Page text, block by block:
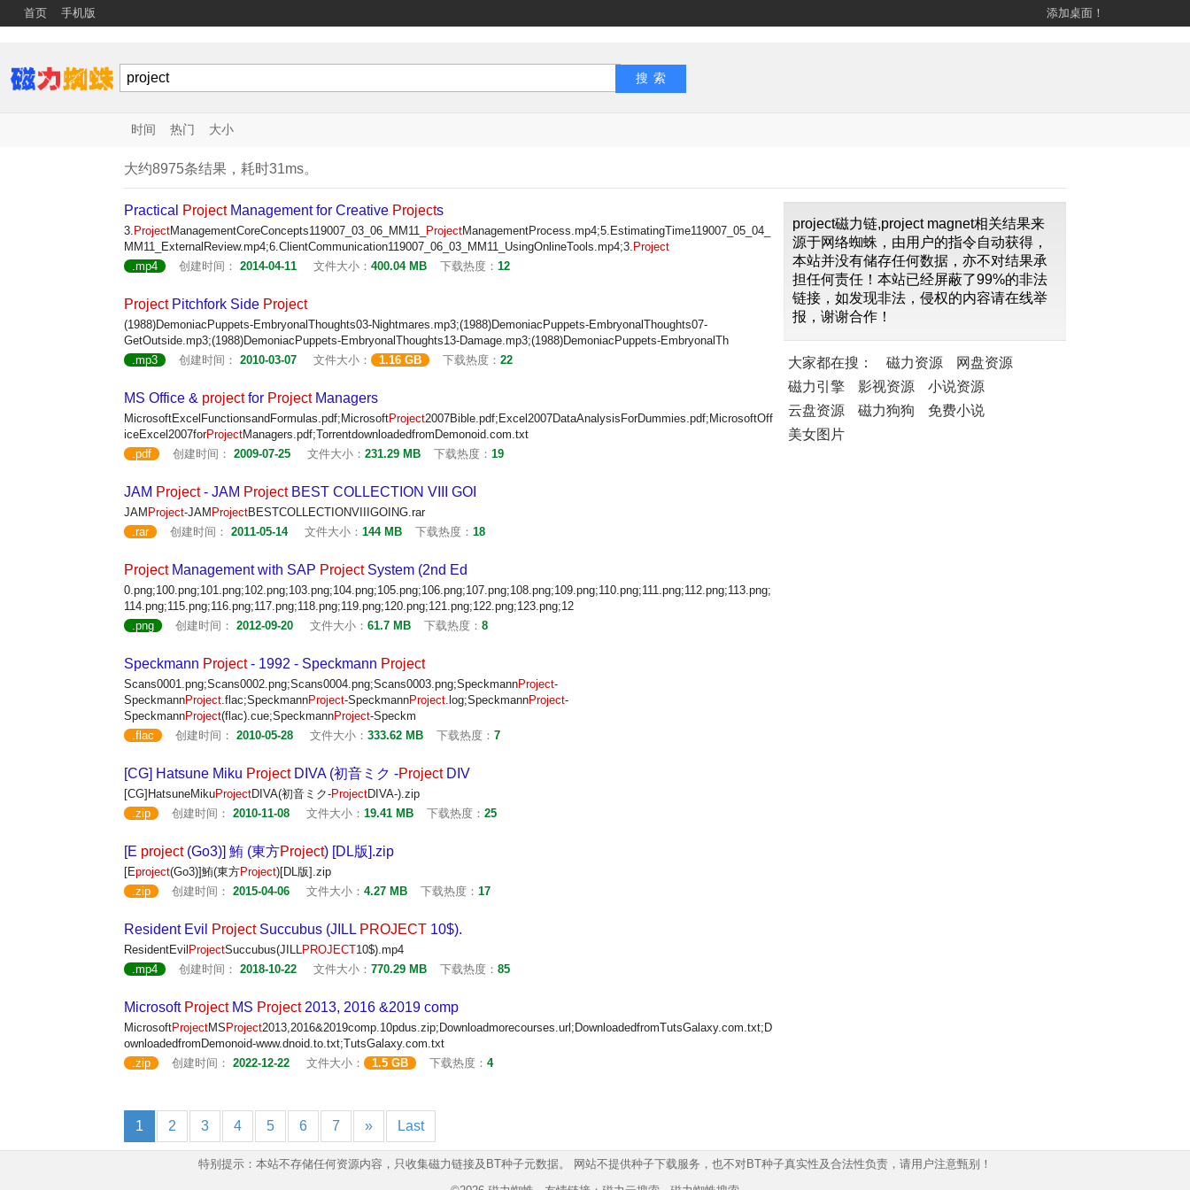
首页 手机版 添加桌面！
时间 热门 大小
大约8975条结果，耗时31ms。
Practical ProjectManagement for Creative Projects
3. ProjectManagementCoreConcepts119007_03_06_MM11_ ProjectManagementProcess.mp4;5.EstimatingTime119007_05_04_
MM11_ExternalReview.mp4;6.ClientCommunication119007_06_03_MM11_UsingOnlineTools.mp4;3. Project
.mp4
创建时间： 2014-04-11 文件大小： 400.04 MB 下载热度： 12
ProjectPitchfork Side Project
(1988)DemoniacPuppets-EmbryonalThoughts03-Nightmares.mp3;(1988)DemoniacPuppets-EmbryonalThoughts07-
GetOutside.mp3;(1988)DemoniacPuppets-EmbryonalThoughts13-Damage.mp3;(1988)DemoniacPuppets-EmbryonalTh
.mp3
创建时间： 2010-03-07 文件大小： 1.16 GB 下载热度： 22
MS Office & projectfor ProjectManagers
MicrosoftExcelFunctionsandFormulas.pdf;MicrosoftProject2007Bible.pdf;Excel2007DataAnalysisForDummies.pdf;MicrosoftOff
iceExcel2007forProjectManagers.pdf;TorrentdownloadedfromDemonoid.com.txt
.pdf
创建时间： 2009-07-25 文件大小： 231.29 MB 下载热度： 19
JAM Project- JAM ProjectBEST COLLECTION VIII GOI
JAM Project-JAM ProjectBESTCOLLECTIONVIIIGOING.rar
.rar
创建时间： 2011-05-14 文件大小： 144 MB 下载热度： 18
ProjectManagement with SAP ProjectSystem (2nd Ed
0.png;100.png;101.png;102.png;103.png;104.png;105.png;106.png;107.png;108.png;109.png;110.png;111.png;112.png;113.png;
114.png;115.png;116.png;117.png;118.png;119.png;120.png;121.png;122.png;123.png;12
.png
创建时间： 2012-09-20 文件大小： 61.7 MB 下载热度： 8
Speckmann Project- 1992 - Speckmann Project
Scans0001.png;Scans0002.png;Scans0004.png;Scans0003.png;SpeckmannProject-
SpeckmannProject.flac;SpeckmannProject-SpeckmannProject.log;SpeckmannProject-
SpeckmannProject(flac).cue;SpeckmannProject-Speckm
.flac
创建时间： 2010-05-28 文件大小： 333.62 MB 下载热度： 7
[CG] Hatsune Miku ProjectDIVA (初音ミク -ProjectDIV
[CG]HatsuneMikuProjectDIVA(初音ミク-ProjectDIVA-).zip
.zip
创建时间： 2010-11-08 文件大小： 19.41 MB 下载热度： 25
[E project(Go3)] 鮪 (東方Project) [DL版].zip
[Eproject(Go3)]鮪(東方Project)[DL版].zip
.zip
创建时间： 2015-04-06 文件大小： 4.27 MB 下载热度： 17
Resident Evil ProjectSuccubus (JILL PROJECT 10$).
ResidentEvil ProjectSuccubus(JILLPROJECT10$).mp4
.mp4
创建时间： 2018-10-22 文件大小： 770.29 MB 下载热度： 85
Microsoft ProjectMS Project2013, 2016 &2019 comp
MicrosoftProjectMS Project2013,2016&2019comp.10pdus.zip;Downloadmorecourses.url;DownloadedfromTutsGalaxy.com.txt;D
ownloadedfromDemonoid-www.dnoid.to.txt;TutsGalaxy.com.txt
.zip
创建时间： 2022-12-22 文件大小： 1.5 GB 下载热度： 4
1 2 3 4 5 6 7 » Last
project磁力链,project magnet相关结果来
源于网络蜘蛛，由用户的指令自动获得，
本站并没有储存任何数据，亦不对结果承
担任何责任！本站已经屏蔽了99%的非法
链接，如发现非法，侵权的内容请在线举
报，谢谢合作！
大家都在搜： 磁力资源
网盘资源
磁力引擎
影视资源
小说资源
云盘资源
磁力狗狗
免费小说
美女图片
特别提示：本站不存储任何资源内容，只收集磁力链接及BT种子元数据。 网站不提供种子下载服务，也不对BT种子真实性及合法性负责，请用户注意甄别！